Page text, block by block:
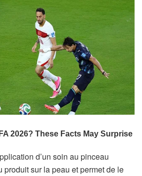
d’un soin au pinceau
produit sur la peau et permet de le